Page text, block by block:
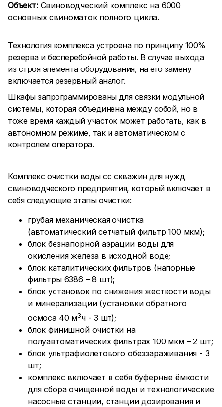
Объект: Свиноводческий комплекс на 6000
основных свиноматок полного цикла.
Технология комплекса устроена по принципу 100%
резерва и бесперебойной работы. В случае выхода
из строя элемента оборудования, на его замену
включается резервный аналог.
Шкафы запрограммированы для связки модульной
системы, которая объединена между собой, но в
тоже время каждый участок может работать, как в
автономном режиме, так и автоматическом с
контролем оператора.
Комплекс очистки воды со скважин для нужд
свиноводческого предприятия, который включает в
себя следующие этапы очистки:
грубая механическая очистка
(автоматический сетчатый фильтр 100 мкм);
блок безнапорной аэрации воды для
окисления железа в исходной воде;
блок каталитических фильтров (напорные
фильтры 6386 – 8 шт);
блок установок по снижения жесткости воды
и минерализации (установки обратного
осмоса 40 м3ч - 3 шт);
блок финишной очистки на
полуавтоматических фильтрах 100 мкм – 2 шт;
блок ультрафиолетового обеззараживания - 3
шт;
комплекс включает в себя буферные ёмкости
для сбора очищенной воды и технологические
насосные станции, станции дозирования и